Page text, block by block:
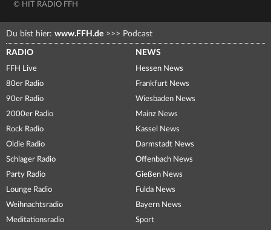
© HIT RADIO FFH
Du bist hier: www.FFH.de >>> Podcast
RADIO
FFH Live
80er Radio
90er Radio
2000er Radio
Rock Radio
Oldie Radio
Schlager Radio
Party Radio
Lounge Radio
Weihnachtsradio
Meditationsradio
NEWS
Hessen News
Frankfurt News
Wiesbaden News
Mainz News
Kassel News
Darmstadt News
Offenbach News
Gießen News
Fulda News
Bayern News
Sport